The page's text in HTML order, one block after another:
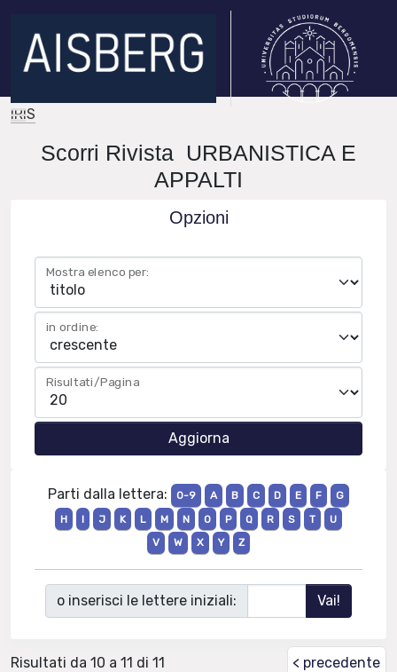
IRIS
Scorri Rivista URBANISTICA E
APPALTI
Opzioni
Mostra elenco per:
in ordine:
Risultati/Pagina
Parti dalla lettera: 0-9 A B C D E F
G
H
I J K L M N O P Q R S T
U
V
W X Y Z
o inserisci le lettere iniziali:
Risultati da 10 a 11 di 11 < precedente